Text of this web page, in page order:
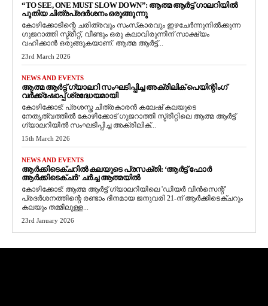
“TO SEE, ONE MUST SLOW DOWN”: ആത്മ ആർട്ട് ഗാലറിയിൽ
പുതിയ ചിത്രപ്രദർശനം ഒരുങ്ങുന്നു
കോഴിക്കോടിന്റെ ചരിത്രവും സംസ്‌കാരവും ഇഴചേർന്നുനിൽക്കുന്ന
ഗുജറാത്തി സ്ട്രീറ്റ്, വീണ്ടും ഒരു കലാവിരുന്നിന് സാക്ഷ്യം
വഹിക്കാൻ ഒരുങ്ങുകയാണ്. ആത്മ ആർട്ട്...
23rd March 2026
NEWS AND EVENTS
ആത്മ ആർട്ട് ഗ്യാലറി സംഘടിപ്പിച്ച അക്രിലിക് പെയിന്റിംഗ്
വർക്ക്‌ഷോപ്പ് ശ്രദ്ധേയമായി
കോഴിക്കോട്: പ്രശസ്ത ചിത്രകാരൻ കലേഷ് കലയുടെ
നേതൃത്വത്തിൽ കോഴിക്കോട് ഗുജറാത്തി സ്ട്രീറ്റിലെ ആത്മ ആർട്ട്
ഗ്യാലറിയിൽ സംഘടിപ്പിച്ച അക്രിലിക്...
15th March 2026
NEWS AND EVENTS
ആർക്കിടെക്ചറിൽ കലയുടെ പ്രസക്തി: ‘ആർട്ട് ഫോർ
ആർക്കിടെക്ചർ’ ചർച്ച ആത്മയിൽ
​കോഴിക്കോട്: ആത്മ ആർട്ട് ഗ്യാലറിയിലെ 'ഡിയർ വിൻസെന്റ്'
പ്രദർശനത്തിന്റെ രണ്ടാം ദിനമായ ജനുവരി 21-ന് ആർക്കിടെക്ചറും
കലയും തമ്മിലുള്ള...
23rd January 2026